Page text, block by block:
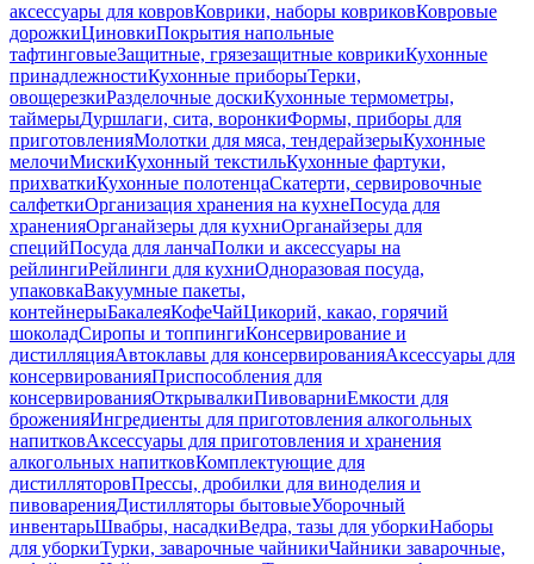
аксессуары для ковровКоврики, наборы ковриковКовровые
дорожкиЦиновкиПокрытия напольные
тафтинговыеЗащитные, грязезащитные коврикиКухонные
принадлежностиКухонные приборыТерки,
овощерезкиРазделочные доскиКухонные термометры,
таймерыДуршлаги, сита, воронкиФормы, приборы для
приготовленияМолотки для мяса, тендерайзерыКухонные
мелочиМискиКухонный текстильКухонные фартуки,
прихваткиКухонные полотенцаСкатерти, сервировочные
салфеткиОрганизация хранения на кухнеПосуда для
храненияОрганайзеры для кухниОрганайзеры для
специйПосуда для ланчаПолки и аксессуары на
рейлингиРейлинги для кухниОдноразовая посуда,
упаковкаВакуумные пакеты,
контейнерыБакалеяКофеЧайЦикорий, какао, горячий
шоколадСиропы и топпингиКонсервирование и
дистилляцияАвтоклавы для консервированияАксессуары для
консервированияПриспособления для
консервированияОткрывалкиПивоварниЕмкости для
броженияИнгредиенты для приготовления алкогольных
напитковАксессуары для приготовления и хранения
алкогольных напитковКомплектующие для
дистилляторовПрессы, дробилки для виноделия и
пивоваренияДистилляторы бытовыеУборочный
инвентарьШвабры, насадкиВедра, тазы для уборкиНаборы
для уборкиТурки, заварочные чайникиЧайники заварочные,